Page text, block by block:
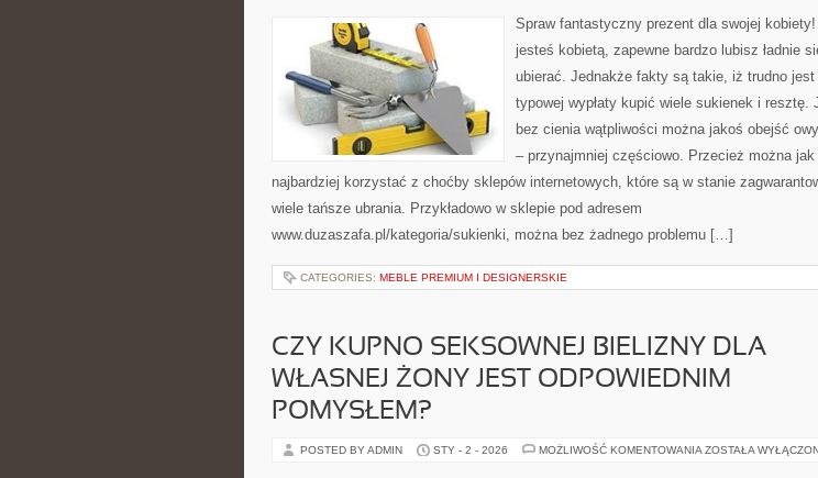
MOŻEMY
TANIEJ
UBRANIA?
Spraw fantastyczny prezent dla swojej
jesteś kobietą, zapewne bardzo lubisz ładnie
ubierać. Jednakże fakty są takie, iż trudno jest
typowej wypłaty kupić wiele sukienek i resztę.
bez cienia wątpliwości można jakoś obejść
– przynajmniej częściowo. Przecież można jak
najbardziej korzystać z choćby sklepów internetowych, które są w stanie
wiele tańsze ubrania. Przykładowo w sklepie pod adresem
www.duzaszafa.pl/kategoria/sukienki, można bez żadnego problemu […]
CATEGORIES: MEBLE PREMIUM I DESIGNERSKIE
CZY KUPNO SEKSOWNEJ BIELIZNY DLA
WŁASNEJ ŻONY JEST ODPOWIEDNIM
POMYSŁEM?
POSTED BY ADMIN STY - 2 - 2026 MOŻLIWOŚĆ KOMENTOWANIA CZY
ZOSTAŁA